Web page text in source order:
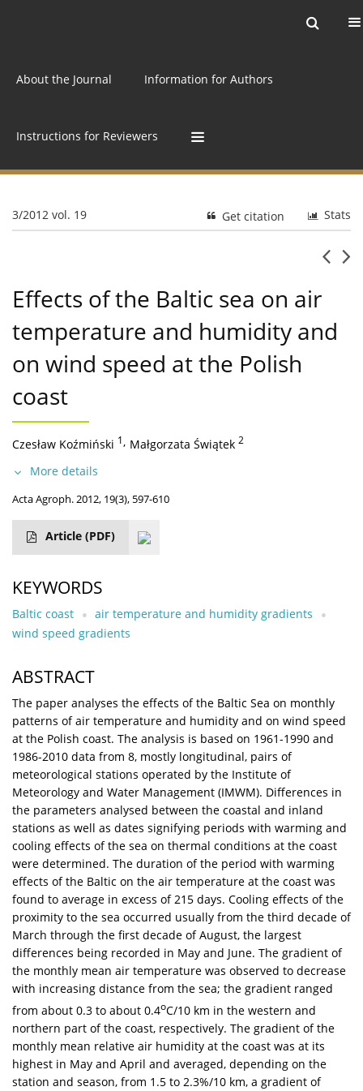
About the Journal Information for Authors
Instructions for Reviewers
3/2012 vol. 19 Stats
Get citation
Effects of the Baltic sea on air
temperature and humidity and
on wind speed at the Polish
coast
Czesław Koźmiński 1, Małgorzata Świątek 2
More details
Acta Agroph. 2012, 19(3), 597-610
Article (PDF)
KEYWORDS
Baltic coast
air temperature and humidity gradients
wind speed gradients
ABSTRACT
The paper analyses the effects of the Baltic Sea on monthly
patterns of air temperature and humidity and on wind speed
at the Polish coast. The analysis is based on 1961-1990 and
1986-2010 data from 8, mostly longitudinal, pairs of
meteorological stations operated by the Institute of
Meteorology and Water Management (IMWM). Differences in
the parameters analysed between the coastal and inland
stations as well as dates signifying periods with warming and
cooling effects of the sea on thermal conditions at the coast
were determined. The duration of the period with warming
effects of the Baltic on the air temperature at the coast was
found to average in excess of 215 days. Cooling effects of the
proximity to the sea occurred usually from the third decade of
March through the first decade of August, the largest
differences being recorded in May and June. The gradient of
the monthly mean air temperature was observed to decrease
with increasing distance from the sea; the gradient ranged
from about 0.3 to about 0.4oC/10 km in the western and
northern part of the coast, respectively. The gradient of the
monthly mean relative air humidity at the coast was at its
highest in May and April and averaged, depending on the
station and season, from 1.5 to 2.3%/10 km, a gradient of